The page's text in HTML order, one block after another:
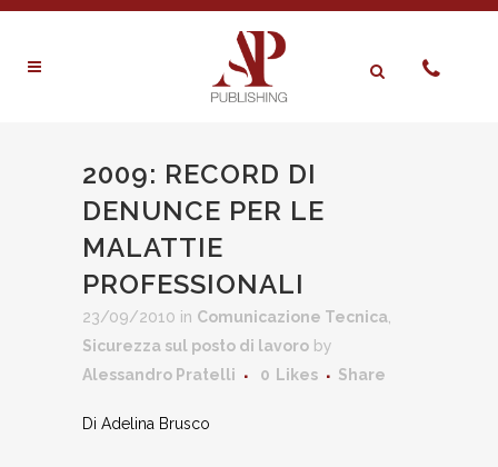
2009: RECORD DI
DENUNCE PER LE
MALATTIE
PROFESSIONALI
23/09/2010 in Comunicazione Tecnica
Sicurezza sul posto di lavoro by
Alessandro Pratelli
0 Likes Share
Di Adelina Brusco